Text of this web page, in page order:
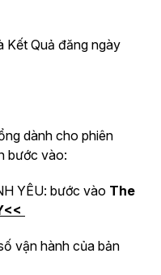
Kết Quả đăng ngày
dành cho phiên
bước vào:
YÊU: bước vào The
vận hành của bản